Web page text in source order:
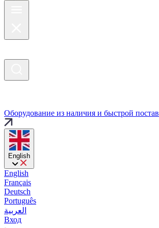
Оборудование из наличия и быстрой
English
English
Français
Deutsch
Português
العربية
Вход